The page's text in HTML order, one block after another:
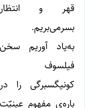
قهر و انتظار
بسرمی‌بریم.
به‌یاد آوریم سخن
فیلسوف
کونیگسبرگی را در
باره‌ی مفهوم عینیّت